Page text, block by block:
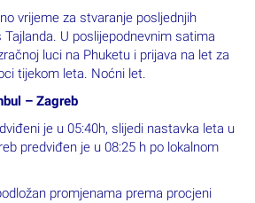
vrijeme za stvaranje posljednjih
U poslijepodnevnim satima
luci na Phuketu i prijava na let za
tijekom leta. Noćni let.
– Zagreb
je u 05:40h, slijedi nastavka leta u
predviđen je u 08:25 h po lokalnom
promjenama prema procjeni